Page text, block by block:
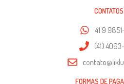
CONTATOS
41 9
(41)
FORMAS DE